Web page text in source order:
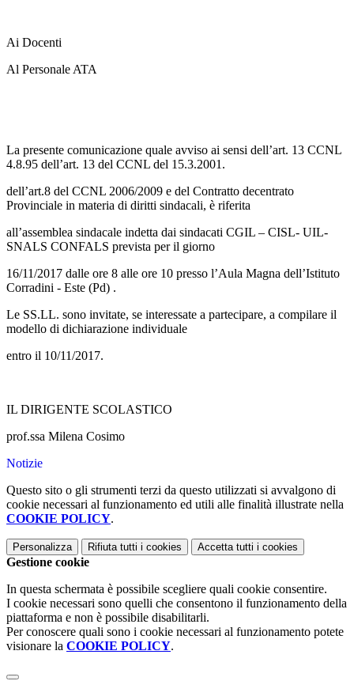
Ai Docenti
Al Personale ATA
La presente comunicazione quale avviso ai sensi dell’art. 13 CCNL
4.8.95 dell’art. 13 del CCNL del 15.3.2001.
dell’art.8 del CCNL 2006/2009 e del Contratto decentrato
Provinciale in materia di diritti sindacali, è riferita
all’assemblea sindacale indetta dai sindacati CGIL – CISL- UIL-
SNALS CONFALS prevista per il giorno
16/11/2017 dalle ore 8 alle ore 10 presso l’Aula Magna dell’Istituto
Corradini - Este (Pd) .
Le SS.LL. sono invitate, se interessate a partecipare, a compilare il
modello di dichiarazione individuale
entro il 10/11/2017.
IL DIRIGENTE SCOLASTICO
prof.ssa Milena Cosimo
Notizie
Questo sito o gli strumenti terzi da questo utilizzati si avvalgono di
cookie necessari al funzionamento ed utili alle finalità illustrate nella
COOKIE POLICY.
Personalizza Rifiuta tutti i cookies Accetta tutti i cookies
Gestione cookie
In questa schermata è possibile scegliere quali cookie consentire.
I cookie necessari sono quelli che consentono il funzionamento della
piattaforma e non è possibile disabilitarli.
Per conoscere quali sono i cookie necessari al funzionamento potete
visionare la COOKIE POLICY.